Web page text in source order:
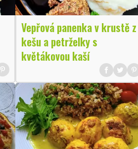
Vepřová panenka v krustě z
kešu a petrželky s
květákovou kaší